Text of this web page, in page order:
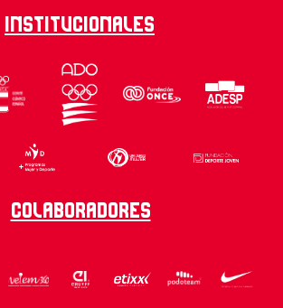
Institucionales
Colaboradores